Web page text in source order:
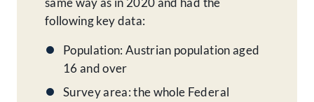
following key data:
Population: Austrian population aged
16 and over
Survey area: the whole Federal